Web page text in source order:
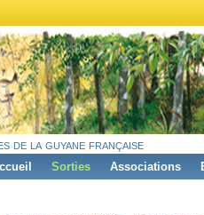
de la guyane française
Sorties Associations